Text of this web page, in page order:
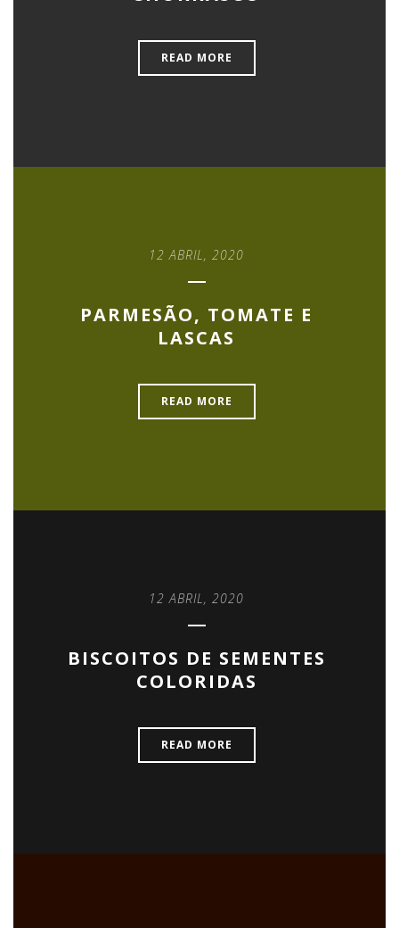
READ MORE
12 ABRIL, 2020
PARMESÃO, TOMATE E
LASCAS
READ MORE
12 ABRIL, 2020
BISCOITOS DE SEMENTES
COLORIDAS
READ MORE